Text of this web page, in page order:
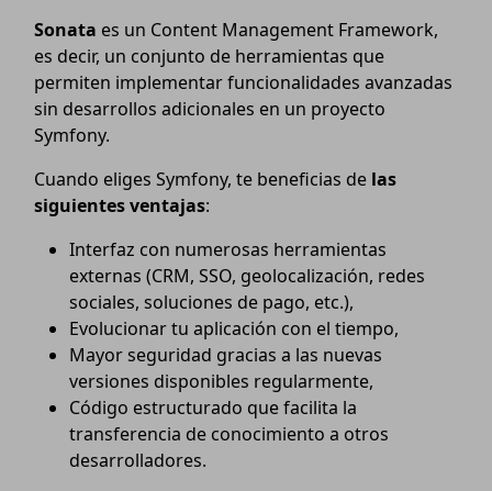
Sonata es un Content Management Framework,
es decir, un conjunto de herramientas que
permiten implementar funcionalidades avanzadas
sin desarrollos adicionales en un proyecto
Symfony.
Cuando eliges Symfony, te beneficias de las
siguientes ventajas:
Interfaz con numerosas herramientas
externas (CRM, SSO, geolocalización, redes
sociales, soluciones de pago, etc.),
Evolucionar tu aplicación con el tiempo,
Mayor seguridad gracias a las nuevas
versiones disponibles regularmente,
Código estructurado que facilita la
transferencia de conocimiento a otros
desarrolladores.